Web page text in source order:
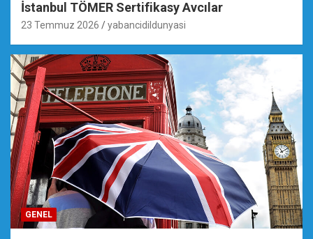
İstanbul TÖMER Sertifikasy Avcılar
23 Temmuz 2026 yabancidildunyasi
GENEL